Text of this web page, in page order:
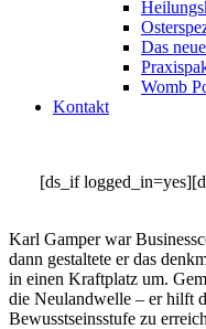
Das
Womb
Kontakt
[ds_if
Karl Gamper war
dann gestaltete er das
in einen Kraftplatz um.
die Neulandwelle – er hilft
Bewusstseinsstufe zu